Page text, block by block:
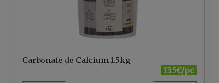
Carbonate de Calcium 1.5kg
13.5€/pc